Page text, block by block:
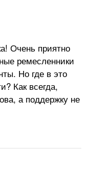
Очень приятно
ремесленники
Но где в это
Как всегда,
а поддержку не